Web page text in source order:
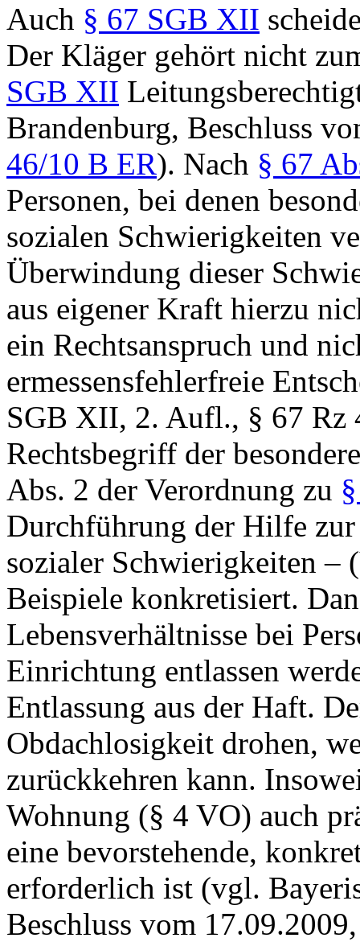
Auch § 67 SGB XII
Der Kläger gehört nicht
SGB XII
Brandenburg, Beschluss
46/10 B ER). Nach § 67
Personen, bei denen
sozialen Schwierigkeiten
Überwindung dieser
aus eigener Kraft hierzu
ein Rechtsanspruch und
ermessensfehlerfreie
SGB XII, 2. Aufl., § 67 Rz
Rechtsbegriff der
Abs. 2 der Verordnung zu
Durchführung der Hilfe
sozialer Schwierigkeiten –
Beispiele konkretisiert.
Lebensverhältnisse bei
Einrichtung entlassen
Entlassung aus der Haft.
Obdachlosigkeit drohen,
zurückkehren kann.
Wohnung (§ 4 VO) auch
eine bevorstehende,
erforderlich ist (vgl.
Beschluss vom